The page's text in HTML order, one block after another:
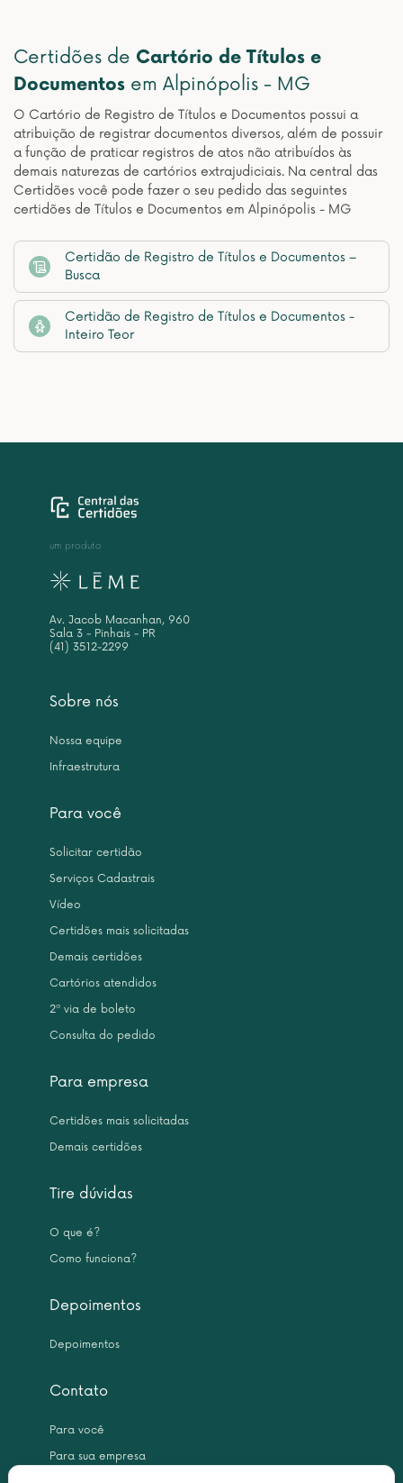
Certidões de Cartório de Títulos e
Documentos em Alpinópolis - MG
O Cartório de Registro de Títulos e Documentos possui a
atribuição de registrar documentos diversos, além de possuir
a função de praticar registros de atos não atribuídos às
demais naturezas de cartórios extrajudiciais. Na central das
Certidões você pode fazer o seu pedido das seguintes
certidões de Títulos e Documentos em Alpinópolis - MG
Certidão de Registro de Títulos e Documentos –
Busca
Certidão de Registro de Títulos e Documentos -
Inteiro Teor
Sobre nós
Nossa equipe
Infraestrutura
Para você
Solicitar certidão
Serviços Cadastrais
Vídeo
Certidões mais solicitadas
Demais certidões
Cartórios atendidos
2ª via de boleto
Consulta do pedido
Para empresa
Certidões mais solicitadas
Demais certidões
Tire dúvidas
O que é?
Como funciona?
Depoimentos
Depoimentos
Contato
Para você
Para sua empresa
um produto
Av. Jacob Macanhan, 960
Sala 3 - Pinhais - PR
(41) 3512-2299